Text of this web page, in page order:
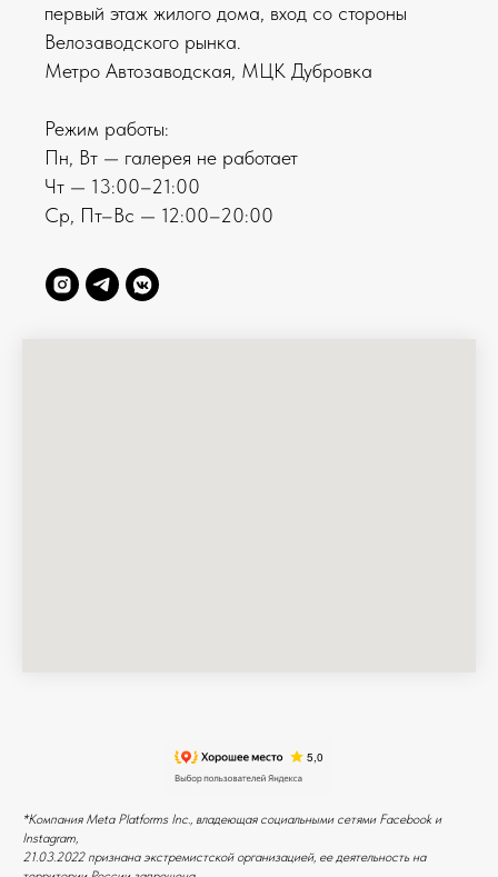
первый этаж жилого дома, вход со стороны
Велозаводского рынка.
Метро Автозаводская, МЦК Дубровка
Режим работы:
Пн, Вт — галерея не работает
Чт — 13:00–21:00
Ср, Пт–Вс — 12:00–20:00
*Компания Meta Platforms Inc., владеющая социальными сетями Facebook и
Instagram,
21.03.2022 признана экстремистской организацией, ее деятельность на